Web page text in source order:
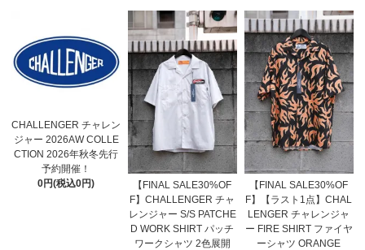
CHALLENGER チャレン
ジャー 2026AW COLLE
CTION 2026年秋冬先行
予約開催！
0円(税込0円)
【FINAL SALE30%OF
F】CHALLENGER チャ
レンジャー S/S PATCHE
D WORK SHIRT パッチ
ワークシャツ 2色展開
【FINAL SALE30%OF
F】【ラスト1点】CHAL
LENGER チャレンジャ
ー FIRE SHIRT ファイヤ
ーシャツ ORANGE